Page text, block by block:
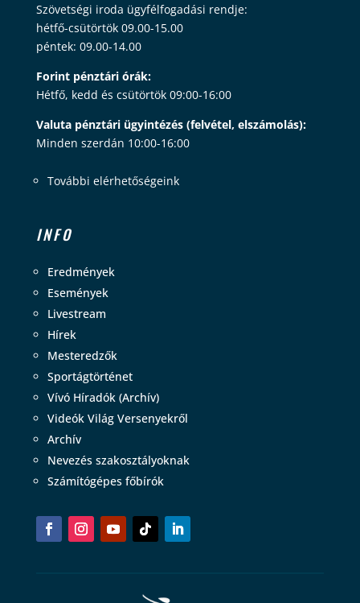
Szövetségi iroda ügyfélfogadási rendje:
hétfő-csütörtök 09.00-15.00
péntek: 09.00-14.00
Forint pénztári órák:
Hétfő, kedd és csütörtök 09:00-16:00
Valuta pénztári ügyintézés (felvétel, elszámolás):
Minden szerdán 10:00-16:00
További elérhetőségeink
INFO
Eredmények
Események
Livestream
Hírek
Mesteredzők
Sportágtörténet
Vívó Híradók (Archív)
Videók Világ Versenyekről
Archív
Nevezés szakosztályoknak
Számítógépes főbírók